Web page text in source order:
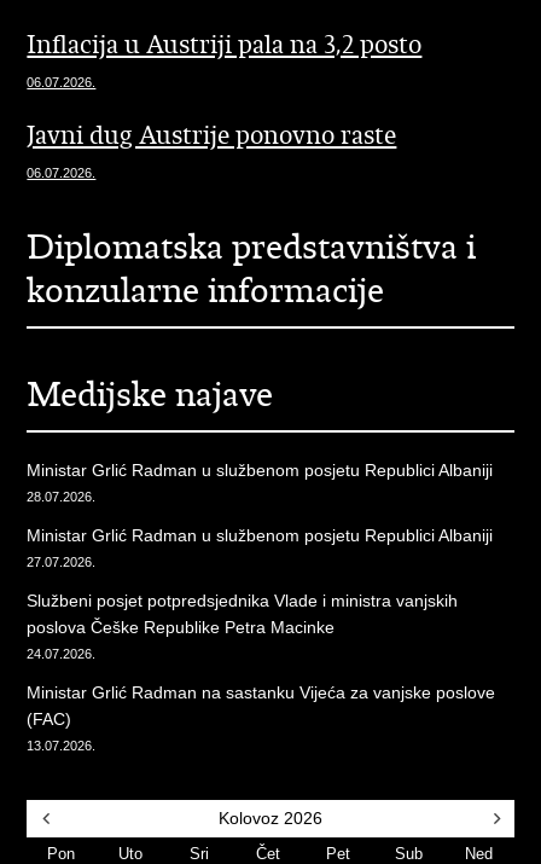
Inflacija u Austriji pala na 3,2 posto
06.07.2026.
Javni dug Austrije ponovno raste
06.07.2026.
Diplomatska predstavništva i
konzularne informacije
Medijske najave
Ministar Grlić Radman u službenom posjetu Republici Albaniji
28.07.2026.
Ministar Grlić Radman u službenom posjetu Republici Albaniji
27.07.2026.
Službeni posjet potpredsjednika Vlade i ministra vanjskih
poslova Češke Republike Petra Macinke
24.07.2026.
Ministar Grlić Radman na sastanku Vijeća za vanjske poslove
(FAC)
13.07.2026.
Kolovoz 2026
Pon Uto Sri Čet Pet Sub Ned